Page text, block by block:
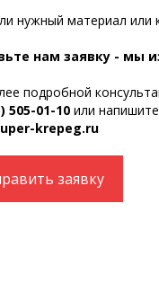
нужный материал или
нам заявку - мы
подробной
505-01-10 или
krepeg.ru
заявку